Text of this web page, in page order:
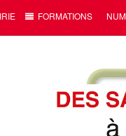
FORMATIONS